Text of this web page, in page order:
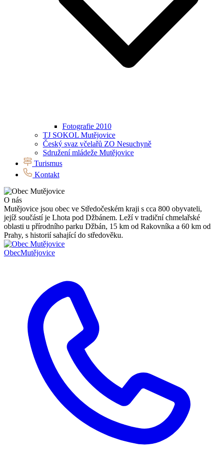
Fotografie 2010
TJ SOKOL Mutějovice
Český svaz včelařů ZO Nesuchyně
Sdružení mládeže Mutějovice
Turismus
Kontakt
O nás
Mutějovice jsou obec ve Středočeském kraji s cca 800 obyvateli,
jejíž součástí je Lhota pod Džbánem. Leží v tradiční chmelařské
oblasti u přírodního parku Džbán, 15 km od Rakovníka a 60 km od
Prahy, s historií sahající do středověku.
ObecMutějovice